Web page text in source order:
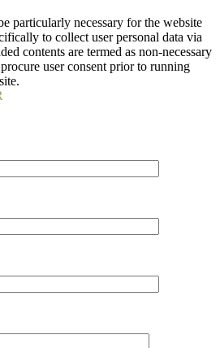
particularly necessary for the website
to collect user personal data via
contents are termed as non-necessary
user consent prior to running